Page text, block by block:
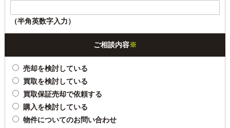
（半角英数字入力）
ご相談内容※
売却を検討している
買取を検討している
買取保証売却で依頼する
購入を検討している
物件についてのお問い合わせ